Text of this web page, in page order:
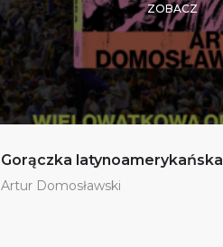
ZOBACZ
Gorączka latynoamerykańska
Artur Domosławski